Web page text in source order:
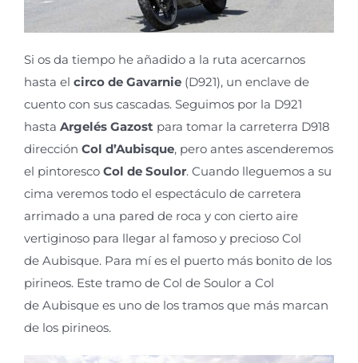
Si os da tiempo he añadido a la ruta acercarnos
hasta el circo de Gavarnie (D921), un enclave de
cuento con sus cascadas. Seguimos por la D921
hasta Argelés Gazost para tomar la carreterra D918
dirección Col d’Aubisque, pero antes ascenderemos
el pintoresco Col de Soulor. Cuando lleguemos a su
cima veremos todo el espectáculo de carretera
arrimado a una pared de roca y con cierto aire
vertiginoso para llegar al famoso y precioso Col
de Aubisque. Para mí es el puerto más bonito de los
pirineos. Este tramo de Col de Soulor a Col
de Aubisque es uno de los tramos que más marcan
de los pirineos.